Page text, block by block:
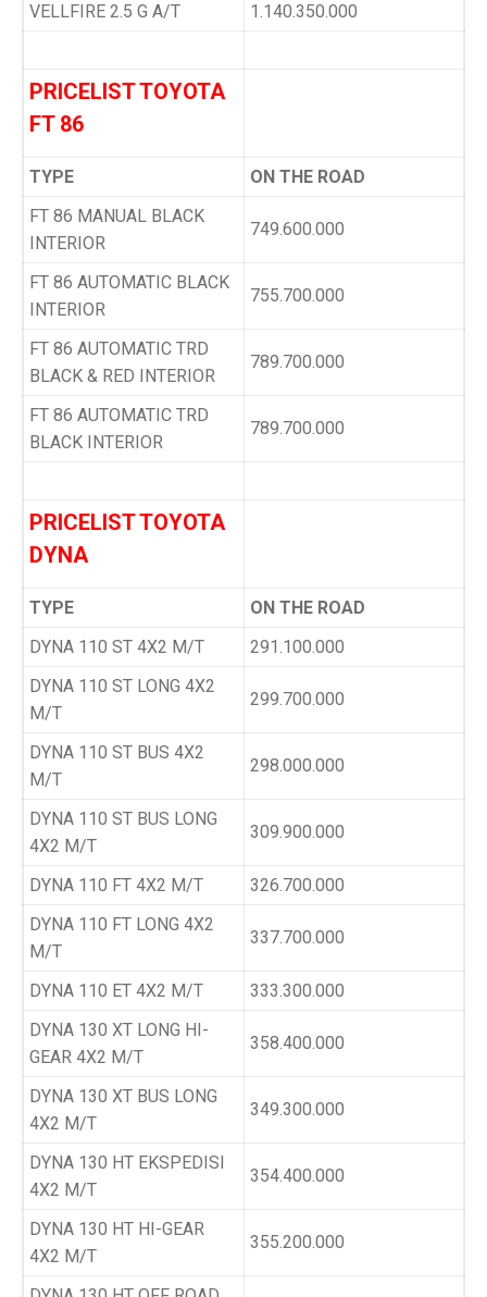
VELLFIRE 2.5 G A/T 1.140.350.000
PRICELIST TOYOTA
FT 86
TYPE
ON THE ROAD
FT 86 MANUAL BLACK
INTERIOR
749.600.000
FT 86 AUTOMATIC BLACK
INTERIOR
755.700.000
FT 86 AUTOMATIC TRD
BLACK & RED INTERIOR
789.700.000
FT 86 AUTOMATIC TRD
BLACK INTERIOR
789.700.000
PRICELIST TOYOTA
DYNA
TYPE
ON THE ROAD
DYNA 110 ST 4X2 M/T
291.100.000
DYNA 110 ST LONG 4X2
M/T
299.700.000
DYNA 110 ST BUS 4X2
M/T
298.000.000
DYNA 110 ST BUS LONG
4X2 M/T
309.900.000
DYNA 110 FT 4X2 M/T
326.700.000
DYNA 110 FT LONG 4X2
M/T
337.700.000
DYNA 110 ET 4X2 M/T
333.300.000
DYNA 130 XT LONG HI-
GEAR 4X2 M/T
358.400.000
DYNA 130 XT BUS LONG
4X2 M/T
349.300.000
DYNA 130 HT EKSPEDISI
4X2 M/T
354.400.000
DYNA 130 HT HI-GEAR
4X2 M/T
355.200.000